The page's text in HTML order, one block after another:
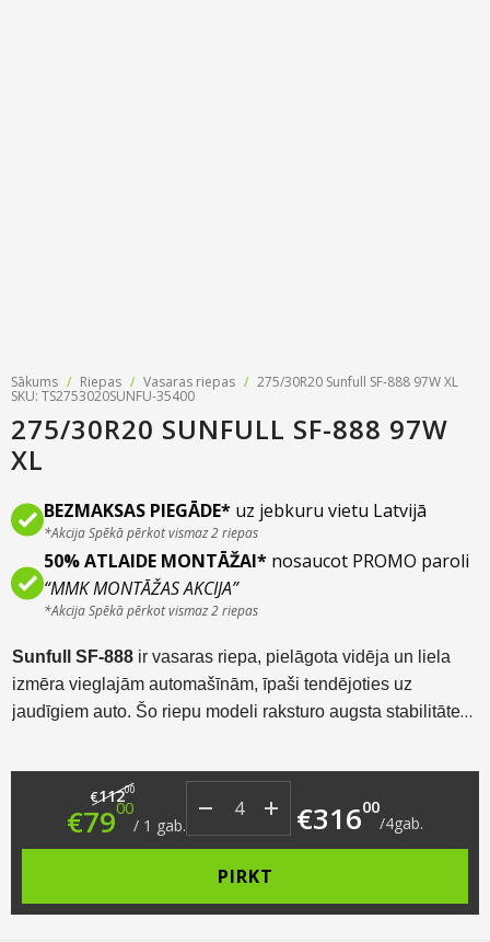
Sākums / Riepas / Vasaras riepas / 275/30R20 Sunfull SF-888 97W XL
SKU: TS2753020SUNFU-35400
275/30R20 SUNFULL SF-888 97W
XL
BEZMAKSAS PIEGĀDE* uz jebkuru vietu Latvijā
*Akcija Spēkā pērkot vismaz 2 riepas
50% ATLAIDE MONTĀŽAI* nosaucot PROMO paroli
“MMK MONTĀŽAS AKCIJA”
*Akcija Spēkā pērkot vismaz 2 riepas
Sunfull SF-888 ir vasaras riepa, pielāgota vidēja un liela
izmēra vieglajām automašīnām, īpaši tendējoties uz
jaudīgiem auto. Šo riepu modeli raksturo augsta stabilitāte
€11200 Original price was: €112.00.
€7900 Current price is: €79.00.
/ 1 gab. €31600
/4gab.
PIRKT